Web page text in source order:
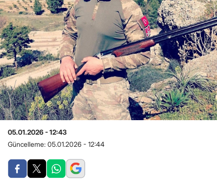
05.01.2026 - 12:43
Güncelleme: 05.01.2026 - 12:44